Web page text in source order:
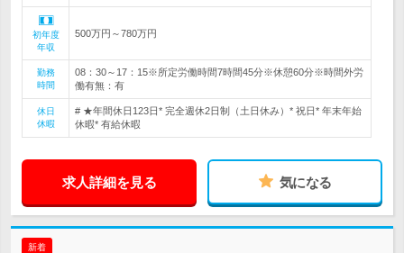
初年度
年収
500万円～780万円
勤務
時間
08：30～17：15※所定労働時間7時間45分※休憩60分※時間外労
働有無：有
休日
休暇
# ★年間休日123日* 完全週休2日制（土日休み）* 祝日* 年末年始
休暇* 有給休暇
求人詳細を見る 気になる
新着